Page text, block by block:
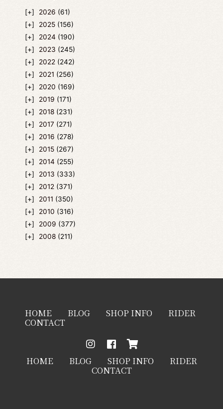
2026 (61)
2025 (156)
2024 (190)
2023 (245)
2022 (242)
2021 (256)
2020 (169)
2019 (171)
2018 (231)
2017 (271)
2016 (278)
2015 (267)
2014 (255)
2013 (333)
2012 (371)
2011 (350)
2010 (316)
2009 (377)
2008 (211)
HOME BLOG SHOP INFO RIDER
CONTACT
HOME BLOG SHOP INFO RIDER
CONTACT